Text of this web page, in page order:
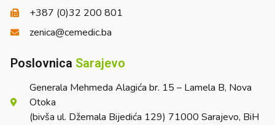
+387 (0)32 200 801
zenica@cemedic.ba
Poslovnica Sarajevo
Generala Mehmeda Alagića br. 15 – Lamela B, Nova
Otoka
(bivša ul. Džemala Bijedića 129) 71000 Sarajevo, BiH